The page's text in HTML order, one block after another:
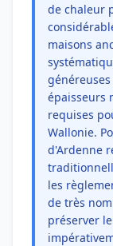
de chaleur
maisons
épaisseurs
requises
Wallonie.
d'Ardenne
les
de très
préserver